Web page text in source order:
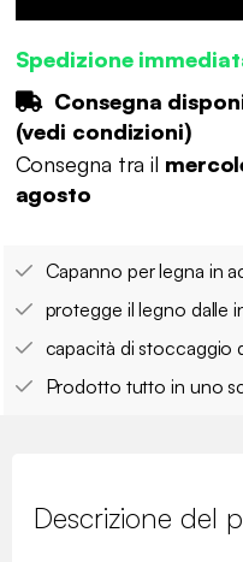
Spedizione
Consegna
(vedi condizioni)
Consegna tra il
agosto
Capanno per legna in
protegge il legno dalle
capacità di stoccaggio
Prodotto tutto in uno
Descrizione del